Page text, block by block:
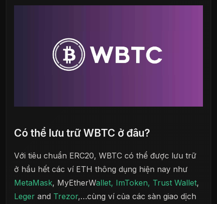
Có thể lưu trữ WBTC ở đâu?
Với tiêu chuẩn ERC20, WBTC có thể được lưu trữ
ở hầu hết các ví ETH thông dụng hiện nay như
MetaMask, MyEtherWallet, ImToken, Trust Wallet,
Leger and Trezor,…cùng ví của các sàn giao dịch